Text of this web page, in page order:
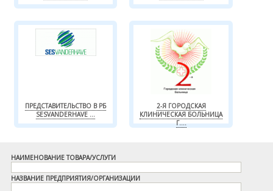
ПРЕДСТАВИТЕЛЬСТВО В РБ
SESVANDERHAVE ...
2-Я ГОРОДСКАЯ
КЛИНИЧЕСКАЯ БОЛЬНИЦА
Г....
НАИМЕНОВАНИЕ ТОВАРА/УСЛУГИ
НАЗВАНИЕ ПРЕДПРИЯТИЯ/ОРГАНИЗАЦИИ